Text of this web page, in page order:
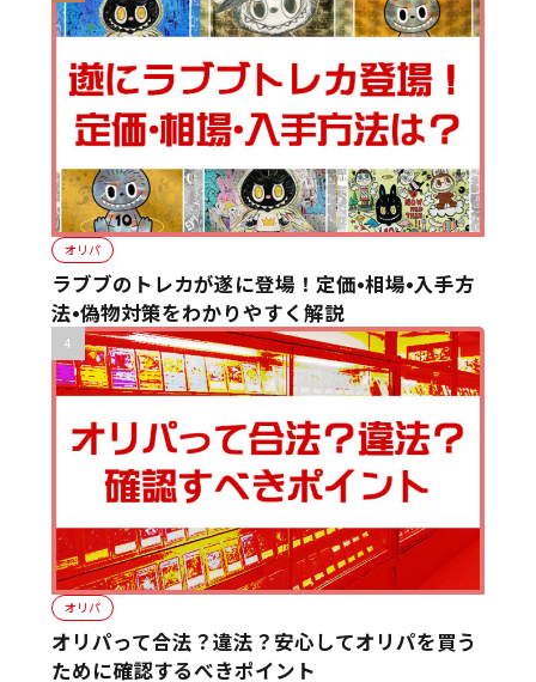
オリパ
ラブブのトレカが遂に登場！定価•相場•入手方
法•偽物対策をわかりやすく解説
オリパ
オリパって合法？違法？安心してオリパを買う
ために確認するべきポイント